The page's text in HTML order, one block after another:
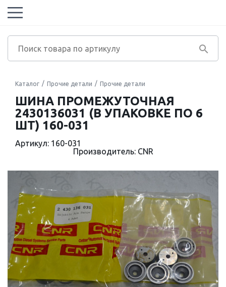
Каталог Прочие детали Прочие детали
ШИНА ПРОМЕЖУТОЧНАЯ
2430136031 (В УПАКОВКЕ ПО 6
ШТ) 160-031
Артикул: 160-031
Производитель: CNR